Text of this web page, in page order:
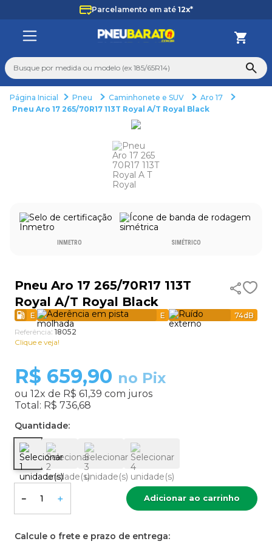
Parcelamento em até 12x*
Busque por medida ou modelo (ex 185/65R14)
Pneu Caminhonete e SUV
Aro 17
Pneu Aro 17 265/70R17 113T Royal A/T Royal Black
INMETRO SIMÉTRICO
Pneu Aro 17 265/70R17 113T
Royal A/T Royal Black
E E 74dB
Referência: 18052
Clique e veja!
R$ 659,90 no Pix
ou 12x de R$ 61,39 com juros
Total: R$ 736,68
Quantidade:
＋
－ Adicionar ao carrinho
Calcule o frete e prazo de entrega:
TERMOS MAIS BUSCADOS
6º
9º
aro 17
10º 185 70 14